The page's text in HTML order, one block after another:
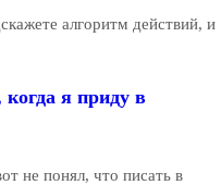
алгоритм действий, и
я приду в
не понял, что писать в